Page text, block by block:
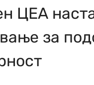
ЦЕА
за